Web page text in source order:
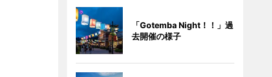
「Gotemba Night！！」過
去開催の様子